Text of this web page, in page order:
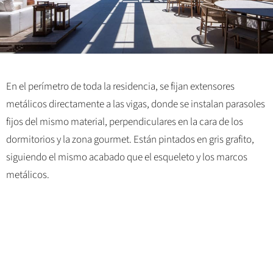
En el perímetro de toda la residencia, se fijan extensores
metálicos directamente a las vigas, donde se instalan parasoles
fijos del mismo material, perpendiculares en la cara de los
dormitorios y la zona gourmet. Están pintados en gris grafito,
siguiendo el mismo acabado que el esqueleto y los marcos
metálicos.